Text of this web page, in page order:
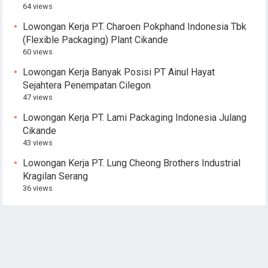
64 views
Lowongan Kerja PT. Charoen Pokphand Indonesia Tbk
(Flexible Packaging) Plant Cikande
60 views
Lowongan Kerja Banyak Posisi PT Ainul Hayat
Sejahtera Penempatan Cilegon
47 views
Lowongan Kerja PT. Lami Packaging Indonesia Julang
Cikande
43 views
Lowongan Kerja PT. Lung Cheong Brothers Industrial
Kragilan Serang
36 views